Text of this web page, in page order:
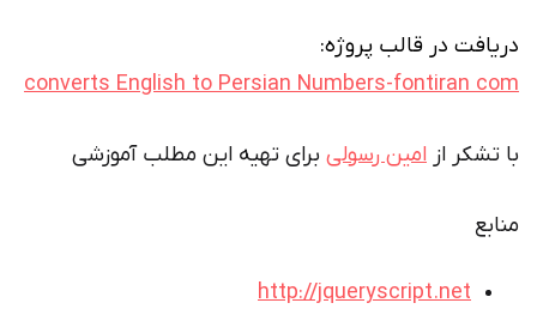
دریافت در قالب پروژه:
converts English to Persian Numbers-fontiran com
با تشکر از امین رسولیبرای تهیه این مطلب آموزشی
منابع
http://jqueryscript.net